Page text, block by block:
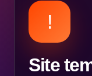
!
Site